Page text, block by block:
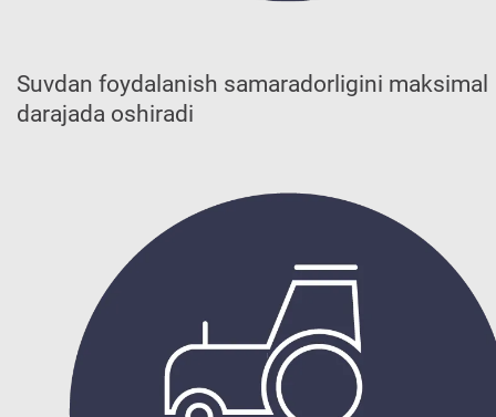
Suvdan foydalanish samaradorligini maksimal
darajada oshiradi